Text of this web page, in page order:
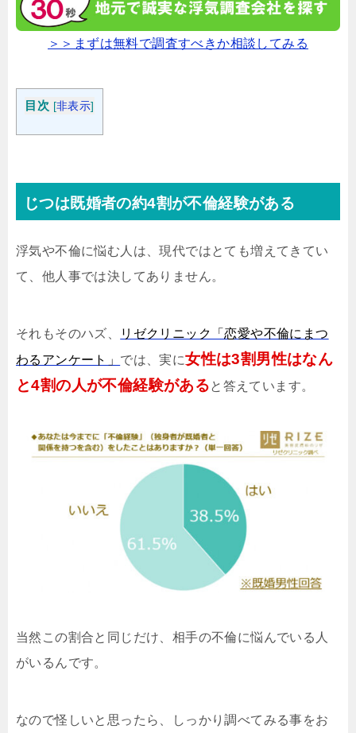
＞＞まずは無料で調査すべきか相談してみる
目次 [非表示]
じつは既婚者の約4割が不倫経験がある
浮気や不倫に悩む人は、現代ではとても増えてきてい
て、他人事では決してありません。
それもそのハズ、
リゼクリニック「恋愛や不倫にまつ
わるアンケート」 では、実に女性は3割男性はなん
と4割の人が不倫経験があると答えています。
当然この割合と同じだけ、相手の不倫に悩んでいる人
がいるんです。
なので怪しいと思ったら、しっかり調べてみる事をお